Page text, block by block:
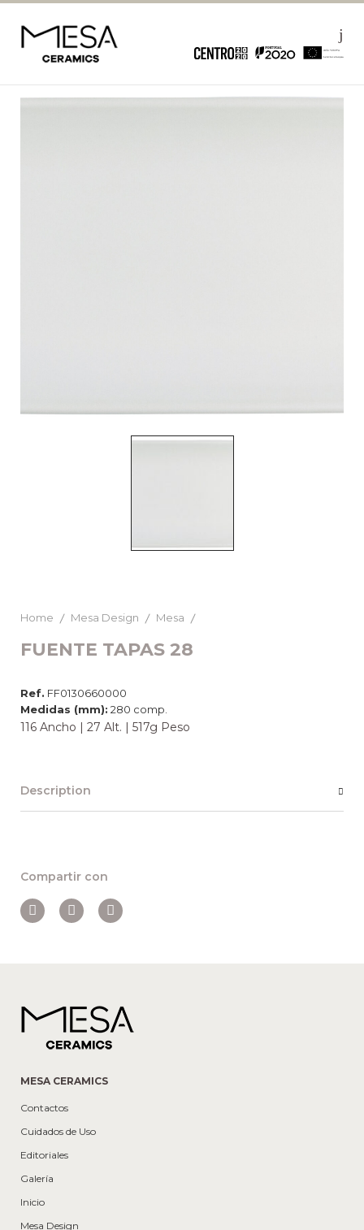
Home Mesa Design Mesa
FUENTE TAPAS 28
Ref. FF0130660000
Medidas (mm): 280 comp.
116 Ancho | 27 Alt. | 517g Peso
Description
Compartir con
MESA CERAMICS
Contactos
Cuidados de Uso
Editoriales
Galería
Inicio
Mesa Design